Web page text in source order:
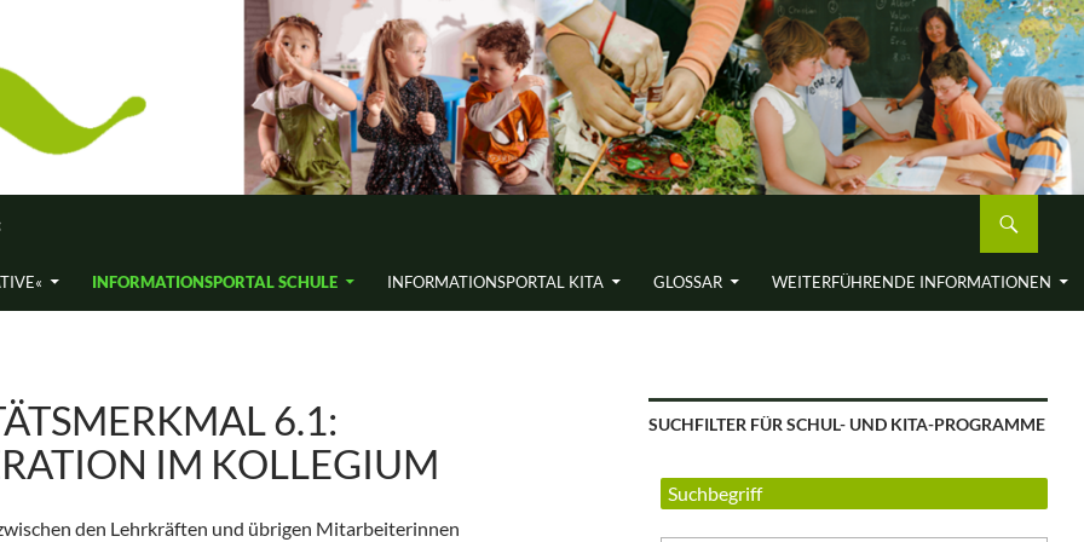
INFORMATIONS­PORTAL SCHULE INFORMATIONS­PORTAL KITA GLOSSAR WEITERFÜH­RENDE INFORMA­TIONEN
6.1:
IM KOLLEGIUM
den Lehrkräften und übrigen Mitarbeiterinnen
SUCHFILTER FÜR SCHUL- UND KITA-PROGRAMME